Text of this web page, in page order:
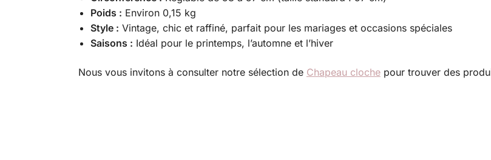
Poids : Environ 0,15 kg
Style : Vintage, chic et raffiné, parfait pour les mariages et occasions spéciales
Saisons : Idéal pour le printemps, l’automne et l’hiver
Nous vous invitons à consulter notre sélection de Chapeau clochepour trouver des